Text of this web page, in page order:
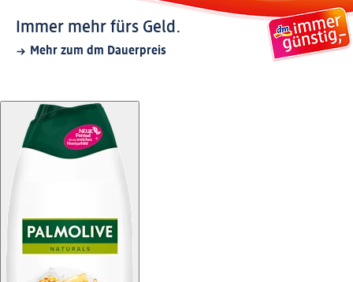
Immer mehr fürs Geld.
Mehr zum dm Dauerpreis